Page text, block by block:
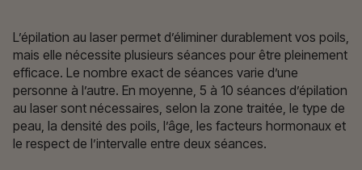
L’épilation au laser permet d’éliminer durablement vos poils,
mais elle nécessite plusieurs séances pour être pleinement
efficace. Le nombre exact de séances varie d’une
personne à l’autre. En moyenne, 5 à 10 séances d’épilation
au laser sont nécessaires, selon la zone traitée, le type de
peau, la densité des poils, l’âge, les facteurs hormonaux et
le respect de l’intervalle entre deux séances.